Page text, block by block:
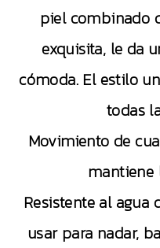
piel combinado
exquisita, le da
cómoda. El estilo
todas
Movimiento de
mantiene
Resistente al agua
usar para nadar,